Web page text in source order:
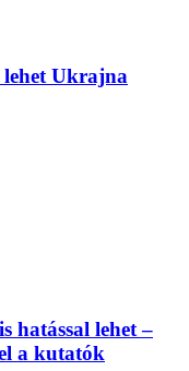
Ukrajna
hatással lehet –
a kutatók